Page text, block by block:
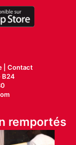
| Contact
B24
remportés